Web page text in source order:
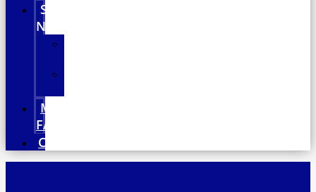
SOBRE
NÓS
MEUS
FAVORITOS
CONTATO